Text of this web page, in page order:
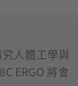
人體工學與
ERGO 將會